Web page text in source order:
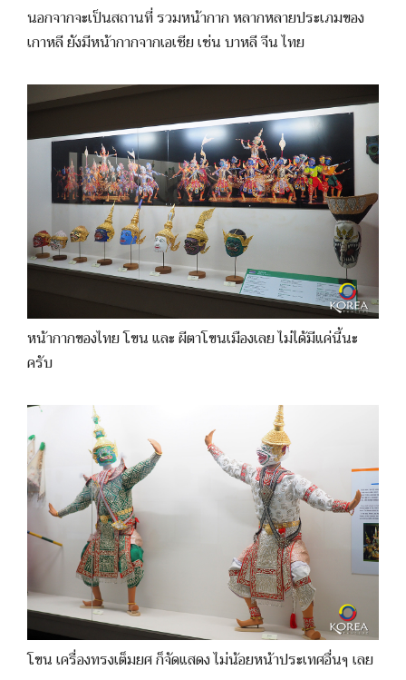
นอกจากจะเป็นสถานที่ รวมหน้ากาก หลากหลายประเภมของ
เกาหลี ยังมีหน้ากากจากเอเชีย เช่น บาหลี จีน ไทย
หน้ากากของไทย โขน และ ผีตาโขนเมืองเลย ไม่ได้มีแค่นี้นะ
ครับ
โขน เครื่องทรงเต็มยศ ก็จัดแสดง ไม่น้อยหน้าประเทศอื่นๆ เลย